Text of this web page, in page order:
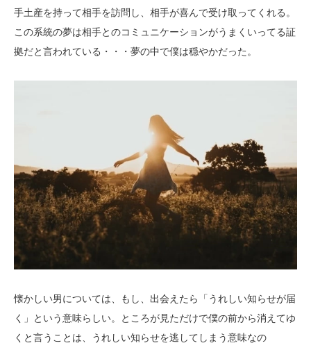
手土産を持って相手を訪問し、相手が喜んで受け取ってくれる。
この系統の夢は相手とのコミュニケーションがうまくいってる証
拠だと言われている・・・夢の中で僕は穏やかだった。
懐かしい男については、もし、出会えたら「うれしい知らせが届
く」という意味らしい。ところが見ただけで僕の前から消えてゆ
くと言うことは、うれしい知らせを逃してしまう意味なの